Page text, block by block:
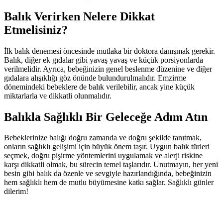
Balık Verirken Nelere Dikkat
Etmelisiniz?
İlk balık denemesi öncesinde mutlaka bir doktora danışmak gerekir.
Balık, diğer ek gıdalar gibi yavaş yavaş ve küçük porsiyonlarda
verilmelidir. Ayrıca, bebeğinizin genel beslenme düzenine ve diğer
gıdalara alışıklığı göz önünde bulundurulmalıdır. Emzirme
dönemindeki bebeklere de balık verilebilir, ancak yine küçük
miktarlarla ve dikkatli olunmalıdır.
Balıkla Sağlıklı Bir Geleceğe Adım Atın
Bebeklerinize balığı doğru zamanda ve doğru şekilde tanıtmak,
onların sağlıklı gelişimi için büyük önem taşır. Uygun balık türleri
seçmek, doğru pişirme yöntemlerini uygulamak ve alerji riskine
karşı dikkatli olmak, bu sürecin temel taşlarıdır. Unutmayın, her yeni
besin gibi balık da özenle ve sevgiyle hazırlandığında, bebeğinizin
hem sağlıklı hem de mutlu büyümesine katkı sağlar. Sağlıklı günler
dilerim!